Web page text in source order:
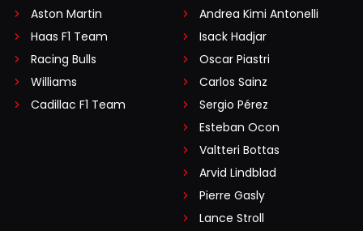
Aston Martin
Haas F1 Team
Racing Bulls
Williams
Cadillac F1 Team
Andrea Kimi Antonelli
Isack Hadjar
Oscar Piastri
Carlos Sainz
Sergio Pérez
Esteban Ocon
Valtteri Bottas
Arvid Lindblad
Pierre Gasly
Lance Stroll